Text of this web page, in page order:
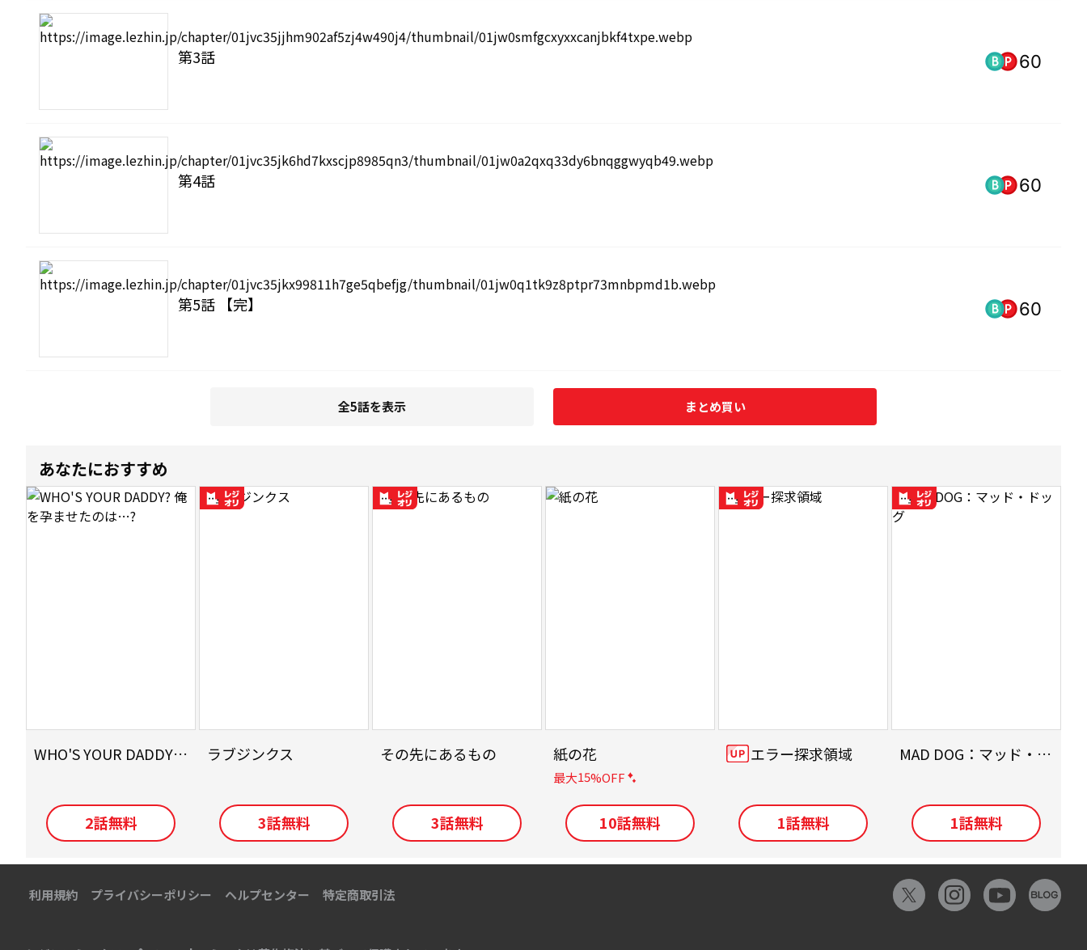
第3話 60
第4話 60
第5話 【完】 60
全5話を表示 まとめ買い
あなたにおすすめ
WHO'S YOUR DADDY? 俺を孕ませたのは…?
2話無料
ラブジンクス
3話無料
その先にあるもの
3話無料
紙の花
最大15%OFF
10話無料
エラー探求領域
1話無料
MAD DOG：マッド・ドッグ
1話無料
利用規約 プライバシーポリシー ヘルプセンター 特定商取引法